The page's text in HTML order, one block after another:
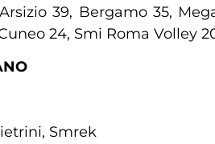
39, Bergamo 35,
24, Smi Roma Volley
Smrek